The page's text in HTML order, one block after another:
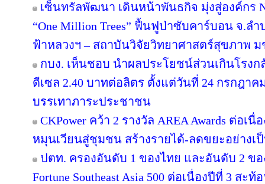
เซ็นทรัลพัฒนา เดินหน้าพันธกิจ มุ่งสู่องค์กร
“One Million Trees” ฟื้นฟูป่าซับคาร์บอน จ.ล
ฟ้าหลวงฯ – สถาบันวิจัยวิทยาศาสตร์สุขภาพ ม
กบง. เห็นชอบ นำผลประโยชน์ส่วนเกินโรง
ดีเซล 2.40 บาทต่อลิตร ตั้งแต่วันที่ 24 กรกฎาค
บรรเทาภาระประชาชน
CKPower คว้า 2 รางวัล AREA Awards ต่อเ
หมุนเวียนสู่ชุมชน สร้างรายได้-ลดขยะอย่างเ
ปตท. ครองอันดับ 1 ของไทย และอันดับ 2 ขอ
Fortune Southeast Asia 500 ต่อเนื่องปีที่ 3 ส